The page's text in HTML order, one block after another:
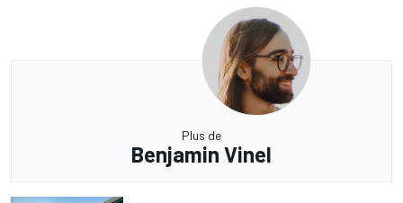
Plus de
Benjamin Vinel